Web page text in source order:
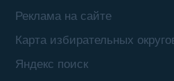
Реклама на сайте
Карта избирательных
Яндекс поиск